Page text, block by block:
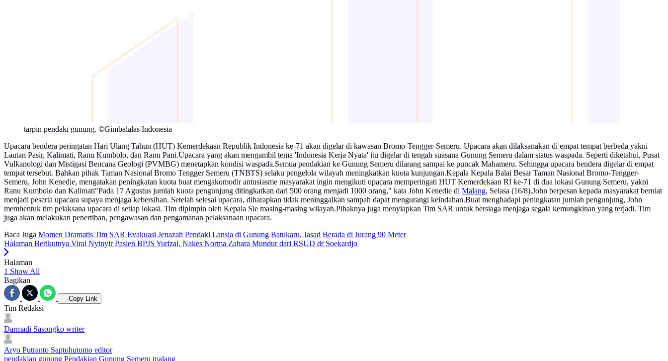
tarpin pendaki gunung. ©Gimbalalas Indonesia
Upacara bendera peringatan Hari Ulang Tahun (HUT) Kemerdekaan Republik Indonesia ke-71 akan digelar di kawasan Bromo-Tengger-Semeru. Upacara akan dilaksanakan di empat tempat berbeda yakni
Lautan Pasir, Kalimati, Ranu Kumbolo, dan Ranu Pani.Upacara yang akan mengambil tema 'Indonesia Kerja Nyata' itu digelar di tengah suasana Gunung Semeru dalam status waspada. Seperti diketahui, Pusat
Vulkanologi dan Mistigasi Bencana Geologi (PVMBG) menetapkan kondisi waspada.Semua pendakian ke Gunung Semeru dilarang sampai ke puncak Mahameru. Sehingga upacara bendera digelar di empat
tempat tersebut. Bahkan pihak Taman Nasional Bromo Tengger Semeru (TNBTS) selaku pengelola wilayah meningkatkan kuota kunjungan.Kepala Kepala Balai Besar Taman Nasional Bromo-Tengger-
Semeru, John Kenedie, mengatakan peningkatan kuota buat mengakomodir antusiasme masyarakat ingin mengikuti upacara memperingati HUT Kemerdekaan RI ke-71 di dua lokasi Gunung Semeru, yakni
Ranu Kumbolo dan Kalimati"Pada 17 Agustus jumlah kuota pengunjung ditingkatkan dari 500 orang menjadi 1000 orang," kata John Kenedie di Malang, Selasa (16/8).John berpesan kepada masyarakat berniat
menjadi peserta upacara supaya menjaga kebersihan. Setelah selesai upacara, diharapkan tidak meninggalkan sampah dapat mengurangi keindahan.Buat menghadapi peningkatan jumlah pengunjung, John
membentuk tim pelaksana upacara di setiap lokasi. Tim dipimpin oleh Kepala Sie masing-masing wilayah.Pihaknya juga menyiapkan Tim SAR untuk bersiaga menjaga segala kemungkinan yang terjadi. Tim
juga akan melakukan penertiban, pengawasan dan pengamanan pelaksanaan upacara.
Baca Juga Momen Dramatis Tim SAR Evakuasi Jenazah Pendaki Lansia di Gunung Batukaru, Jasad Berada di Jurang 90 Meter
Halaman Berikutnya Viral Nyinyir Pasien BPJS Yurizal, Nakes Norma Zahara Mundur dari RSUD dr Soekardjo
Halaman
1 Show All
Bagikan
Copy Link
Tim Redaksi
Darmadi Sasongko writer
Aryo Putranto Saptohutomo editor
pendakian gunung Pendakian Gunung Semeru malang